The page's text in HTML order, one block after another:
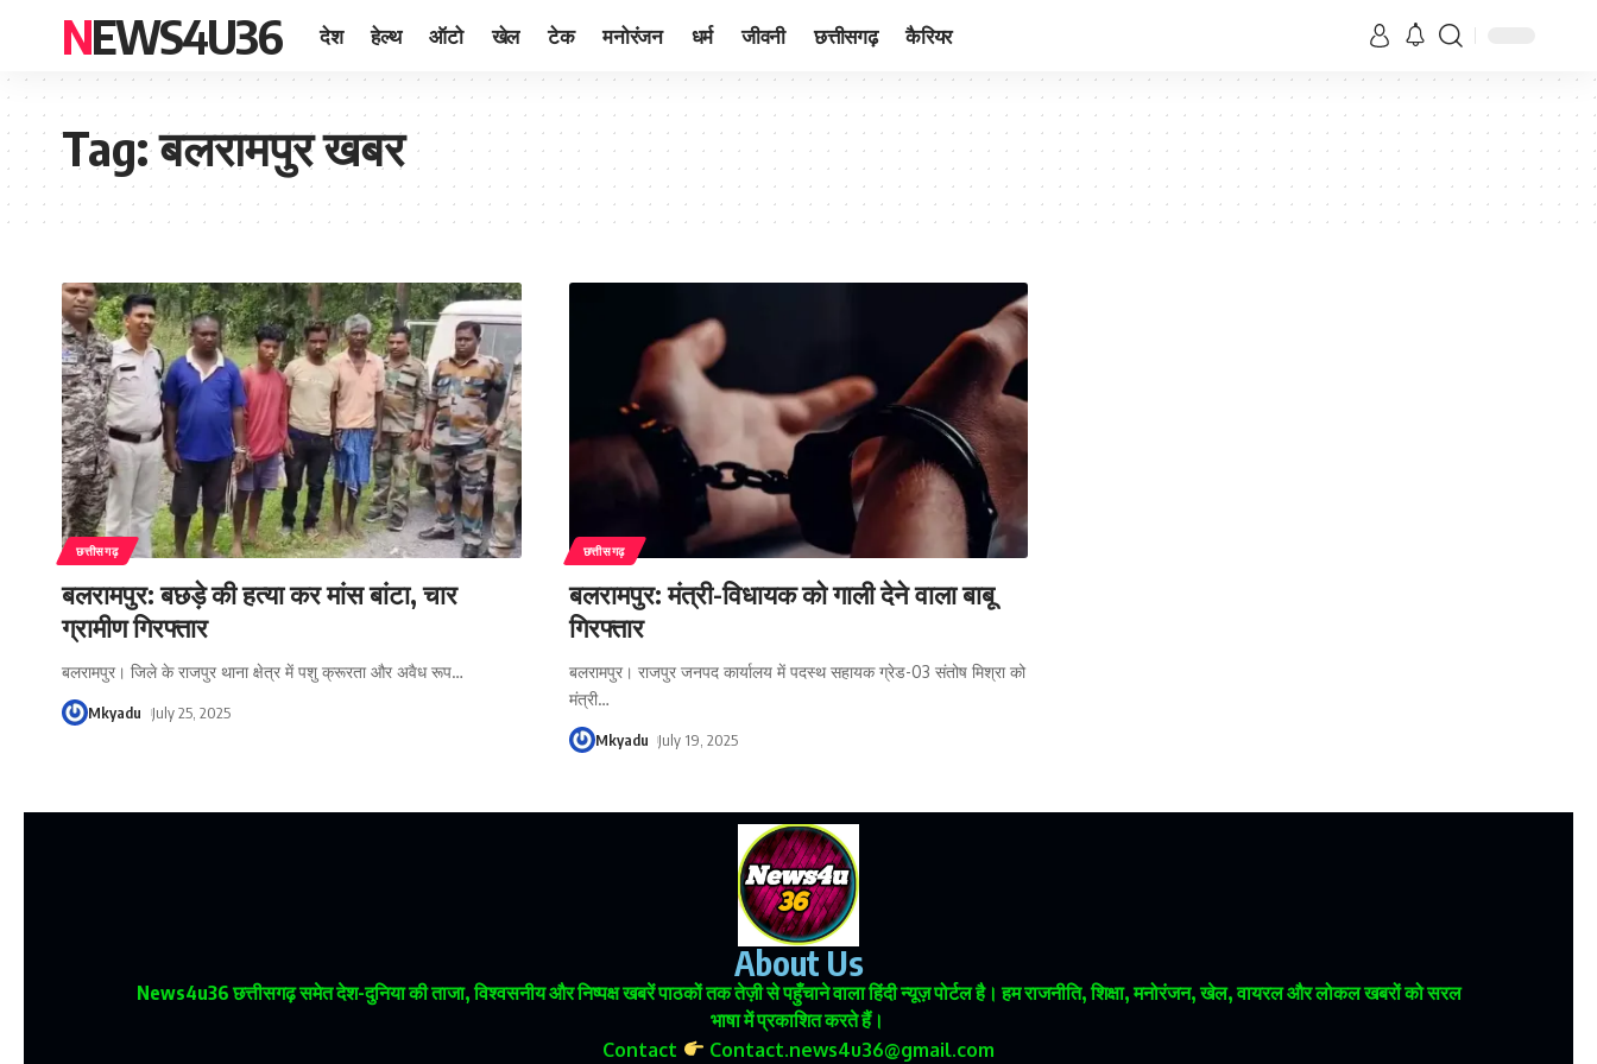
NEWS4U36 देश हेल्थ ऑटो खेल टेक मनोरंजन धर्म जीवनी छत्तीसगढ़ कैरियर
Tag:बलरामपुर खबर
छत्तीसगढ़
बलरामपुर: बछड़े की हत्या कर मांस बांटा, चार
ग्रामीण गिरफ्तार
बलरामपुर। जिले के राजपुर थाना क्षेत्र में पशु क्रूरता और अवैध रूप…
Mkyadu July 25, 2025
छत्तीसगढ़
बलरामपुर: मंत्री-विधायक को गाली देने वाला बाबू
गिरफ्तार
बलरामपुर। राजपुर जनपद कार्यालय में पदस्थ सहायक ग्रेड-03 संतोष मिश्रा को
मंत्री…
Mkyadu July 19, 2025
About Us
News4u36छत्तीसगढ़ समेत देश-दुनिया की ताजा, विश्वसनीय और निष्पक्ष खबरें पाठकों तक तेज़ी से पहुँचाने वाला हिंदी न्यूज़ पोर्टल है। हम राजनीति, शिक्षा, मनोरंजन, खेल, वायरल और लोकल खबरों को सरल
भाषा में प्रकाशित करते हैं।
Contact
Contact.news4u36@gmail.com